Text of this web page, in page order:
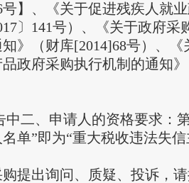
号】、《关于促进残疾人就
〕141号）、《关于政府采
》（财库[2014]68号）、
政府采购执行机制的通知
二、申请人的资格要求：
单”即为“重大税收违法失信
出询问、质疑、投诉，请